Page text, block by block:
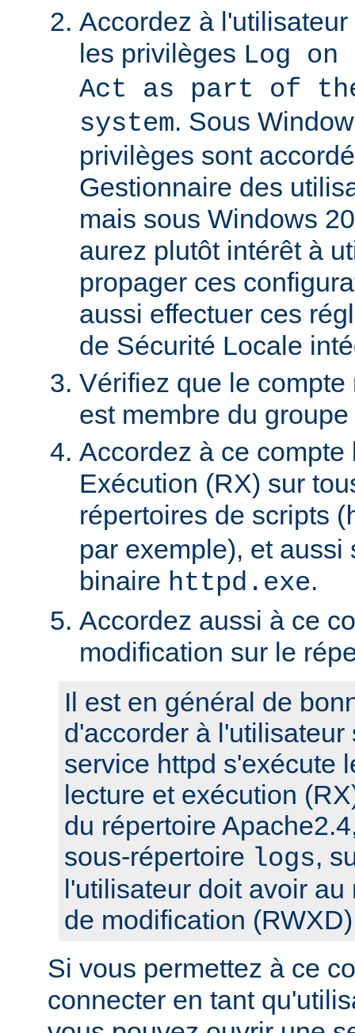
Accordez à
les privilèges Log
Act as part of
system. Sous
privilèges sont
Gestionnaire des
mais sous Windows
aurez plutôt intérêt à
propager ces
aussi effectuer ces
de Sécurité Locale
Vérifiez que le
est membre du
Accordez à ce
Exécution (RX) sur
répertoires de scripts (
par exemple), et aussi
binaire httpd.exe.
Accordez aussi à ce
modification sur le
Il est en général de
d'accorder à
service httpd s'exécute
lecture et exécution
du répertoire
sous-répertoire logs,
l'utilisateur doit avoir
de modification
Si vous permettez à ce
connecter en tant